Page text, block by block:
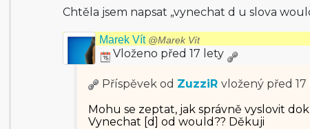
Chtěla jsem napsat „vynechat d u slova
Marek Vít @Marek Vít
Vloženo před 17 lety
Příspěvek od ZuzziR vložený před
Mohu se zeptat, jak správně vyslovit
Vynechat [d] od would?? Děkuji